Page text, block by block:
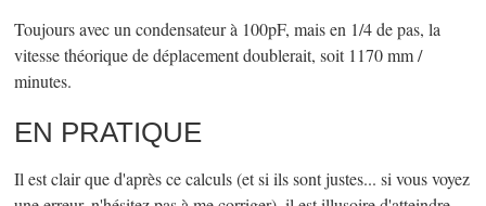
Toujours avec un condensateur à 100pF, mais en 1/4 de pas, la
vitesse théorique de déplacement doublerait, soit 1170 mm /
minutes.
EN PRATIQUE
Il est clair que d'après ce calculs (et si ils sont justes... si vous voyez